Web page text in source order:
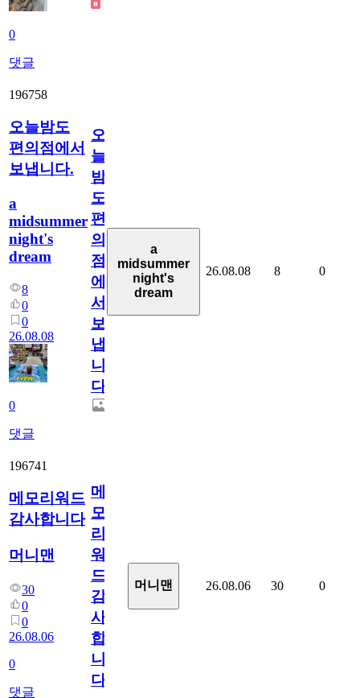
0
댓글
196758
오늘밤도
편의점에서
보냅니다.
a
midsummer
night's
dream
8
0
0
26.08.08
0
댓글
오
늘
밤
도
편
의
점
에
서
보
냅
니
다.
a
midsummer
night's
dream
26.08.08 8 0
196741
메모리워드
감사합니다
머니맨
30
0
0
26.08.06
0
댓글
메
모
리
워
드
감
사
합
니
다
머니맨 26.08.06 30 0